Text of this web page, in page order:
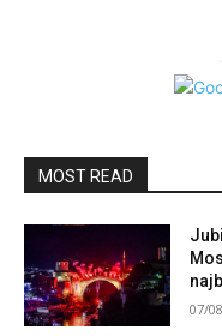
MOST READ
07/